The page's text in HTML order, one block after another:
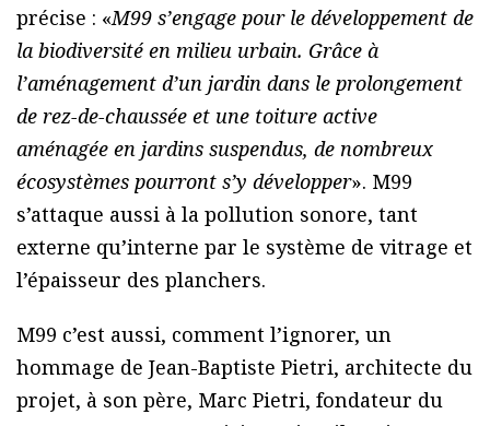
précise : «M99 s’engage pour le développement de
la biodiversité en milieu urbain. Grâce à
l’aménagement d’un jardin dans le prolongement
de rez-de-chaussée et une toiture active
aménagée en jardins suspendus, de nombreux
écosystèmes pourront s’y développer». M99
s’attaque aussi à la pollution sonore, tant
externe qu’interne par le système de vitrage et
l’épaisseur des planchers.
M99 c’est aussi, comment l’ignorer, un
hommage de Jean-Baptiste Pietri, architecte du
projet, à son père, Marc Pietri, fondateur du